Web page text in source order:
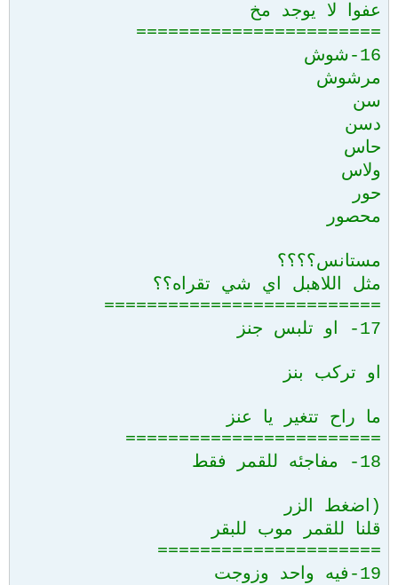
عفوا لا يوجد مخ
=======================
16-شوش
مرشوش
سن
دسن
حاس
ولاس
حور
محصور
مستانس؟؟؟؟
مثل اللاهبل اي شي تقراه؟؟
==========================
17- او تلبس جنز
او تركب بنز
ما راح تتغير يا عنز
========================
18- مفاجئه للقمر فقط
(اضغط الزر
قلنا للقمر موب للبقر
=====================
19-فيه واحد وزوجت